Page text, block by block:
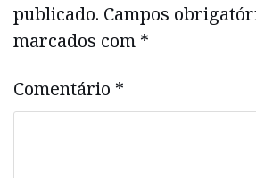
publicado. Campos
marcados com *
Comentário *